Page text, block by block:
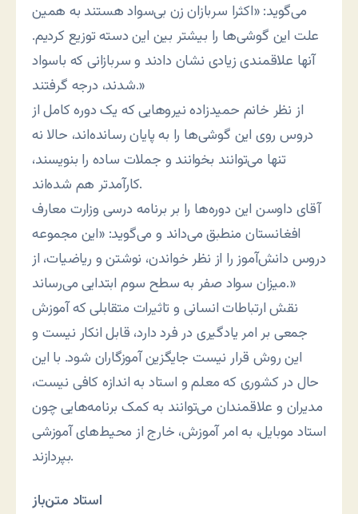
می‌گوید: «اکثرا سربازان زن بی‌سواد هستند به همین
علت این گوشی‌ها را بیشتر بین این دسته توزیع کردیم.
آنها علاقمندی زیادی نشان دادند و سربازانی که باسواد
شدند، درجه گرفتند.»
از نظر خانم حمیدزاده نیروهایی که یک دوره کامل از
دروس روی این گوشی‌ها را به پایان رسانده‌اند، حالا نه
تنها می‌توانند بخوانند و جملات ساده را بنویسند،
کارآمدتر هم شده‌اند.
آقای داوسن این دوره‌ها را بر برنامه درسی وزارت معارف
افغانستان منطبق می‌داند و می‌گوید: «این مجموعه
دروس دانش‌آموز را از نظر خواندن، نوشتن و ریاضیات، از
میزان سواد صفر به سطح سوم ابتدایی می‌رساند.»
نقش ارتباطات انسانی و تاثیرات متقابلی که آموزش
جمعی بر امر یادگیری در فرد دارد، قابل انکار نیست و
این روش قرار نیست جایگزین آموزگاران شود. با این
حال در کشوری که معلم و استاد به اندازه کافی نیست،
مدیران و علاقمندان می‌توانند به کمک برنامه‌هایی چون
استاد موبایل، به امر آموزش، خارج از محیط‌های آموزشی
بپردازند.
استاد متن‌باز